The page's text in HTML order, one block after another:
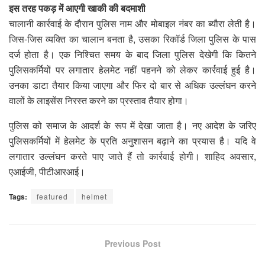
इस तरह पकड़ में आएगी खाकी की बदमाशी
चालानी कार्रवाई के दौरान पुलिस नाम और मोबाइल नंबर का ब्यौरा लेती है।
जिस-जिस व्यक्ति का चालान बनता है, उसका रिकॉर्ड जिला पुलिस के पास
दर्ज होता है। एक निश्चित समय के बाद जिला पुलिस देखेगी कि कितने
पुलिसकर्मियों पर लगातार हेलमेट नहीं पहनने को लेकर कार्रवाई हुई है।
उनका डाटा तैयार किया जाएगा और फिर दो बार से अधिक उल्लंघन करने
वालों के लाइसेंस निरस्त करने का प्रस्ताव तैयार होगा।
पुलिस को समाज के आदर्श के रूप में देखा जाता है। नए आदेश के जरिए
पुलिसकर्मियों में हेलमेट के प्रति अनुशासन बढ़ाने का प्रयास है। यदि वे
लगातार उल्लंघन करते पाए जाते हैं तो कार्रवाई होगी। शाहिद अवसार,
एआईजी, पीटीआरआई।
Tags: featured helmet
Previous Post